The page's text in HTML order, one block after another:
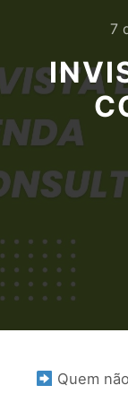
7
Quem